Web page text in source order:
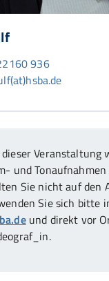
936
Veranstaltung
und Tonaufnahmen
Sie nicht auf den
Sie sich bitte
und direkt vor